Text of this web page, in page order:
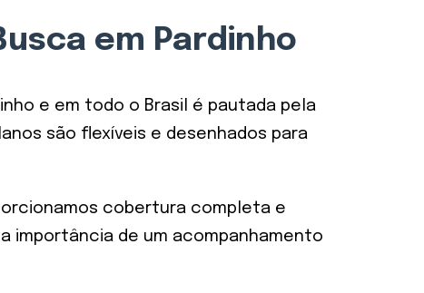
em Pardinho
e em todo o Brasil é pautada pela
são flexíveis e desenhados para
cobertura completa e
importância de um acompanhamento